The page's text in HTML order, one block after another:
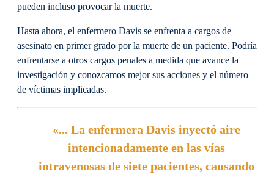
pueden incluso provocar la muerte.
Hasta ahora, el enfermero Davis se enfrenta a cargos de
asesinato en primer grado por la muerte de un paciente. Podría
enfrentarse a otros cargos penales a medida que avance la
investigación y conozcamos mejor sus acciones y el número
de víctimas implicadas.
«... La enfermera Davis inyectó aire
intencionadamente en las vías
intravenosas de siete pacientes, causando